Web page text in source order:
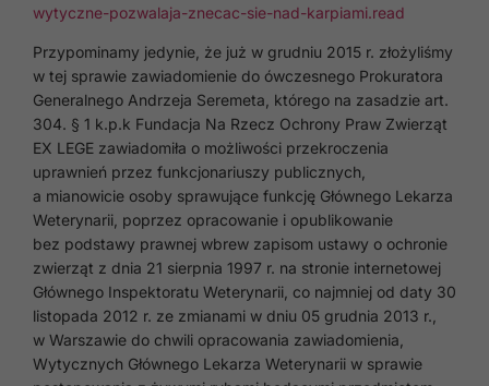
wytyczne-pozwalaja-znecac-sie-nad-karpiami.read
Przypominamy jedynie, że już w grudniu 2015 r. złożyliśmy
w tej sprawie zawiadomienie do ówczesnego Prokuratora
Generalnego Andrzeja Seremeta, którego na zasadzie art.
304. § 1 k.p.k Fundacja Na Rzecz Ochrony Praw Zwierząt
EX LEGE zawiadomiła o możliwości przekroczenia
uprawnień przez funkcjonariuszy publicznych,
a mianowicie osoby sprawujące funkcję Głównego Lekarza
Weterynarii, poprzez opracowanie i opublikowanie
bez podstawy prawnej wbrew zapisom ustawy o ochronie
zwierząt z dnia 21 sierpnia 1997 r. na stronie internetowej
Głównego Inspektoratu Weterynarii, co najmniej od daty 30
listopada 2012 r. ze zmianami w dniu 05 grudnia 2013 r.,
w Warszawie do chwili opracowania zawiadomienia,
Wytycznych Głównego Lekarza Weterynarii w sprawie